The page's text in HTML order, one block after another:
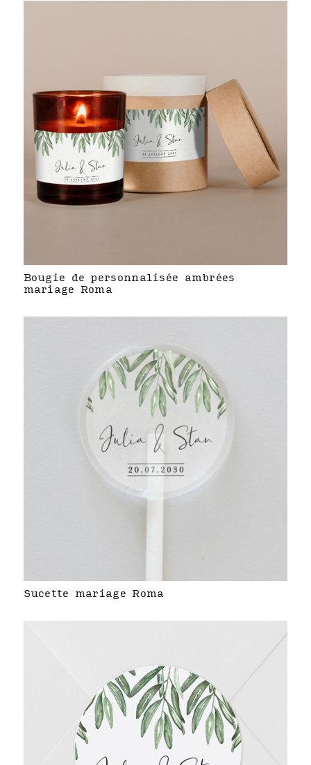
Bougie de personnalisée ambrées
mariage Roma
Sucette mariage Roma